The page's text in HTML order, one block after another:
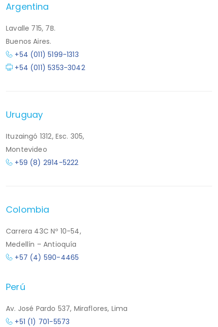
Argentina
Lavalle 715, 7B.
Buenos Aires.
+54 (011) 5199-1313
+54 (011) 5353-3042
Uruguay
Ituzaingó 1312, Esc. 305,
Montevideo
+59 (8) 2914-5222
Colombia
Carrera 43C Nº 10-54,
Medellín – Antioquía
+57 (4) 590-4465
Perú
Av. José Pardo 537, Miraflores, Lima
+51 (1) 701-5573